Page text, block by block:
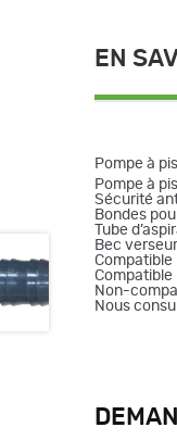
EN
Pompe à
Pompe à
Sécurité
Bondes
Tube
Bec
Compatible
Compatible
Non-
Nous